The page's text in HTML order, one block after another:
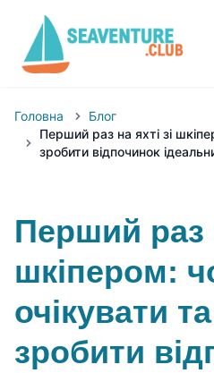
Головна
Блог
Перший раз на яхті зі
зробити відпочинок
Перший раз
шкіпером:
очікувати
зробити